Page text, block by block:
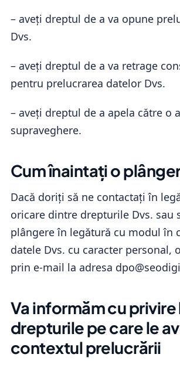
– aveți dreptul de a va opune
Dvs.
– aveți dreptul de a va retrage
pentru prelucrarea datelor Dvs.
– aveți dreptul de a apela către o
supraveghere.
Cum înaintați o
Dacă doriți să ne contactați în
oricare dintre drepturile Dvs. sau
plângere în legătură cu modul în
datele Dvs. cu caracter personal,
prin e-mail la adresa
Va informăm cu privire
drepturile pe care le
contextul prelucrării